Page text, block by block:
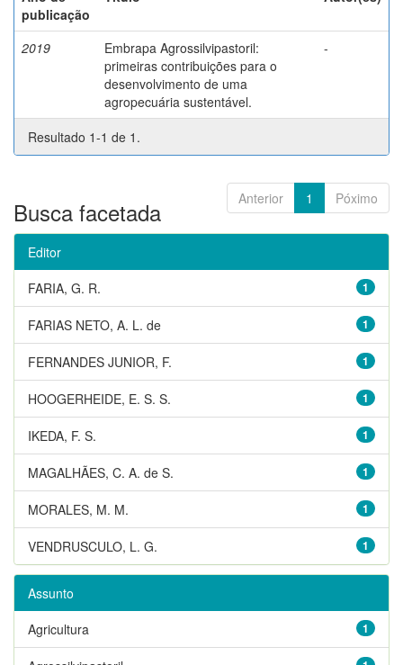
publicação
2019
Embrapa Agrossilvipastoril:
primeiras contribuições para o
desenvolvimento de uma
agropecuária sustentável.
-
Resultado 1-1 de 1.
Anterior 1 Póximo
Busca facetada
Editor
1
FARIA, G. R.
1
FARIAS NETO, A. L. de
1
FERNANDES JUNIOR, F.
1
HOOGERHEIDE, E. S. S.
1
IKEDA, F. S.
1
MAGALHÃES, C. A. de S.
1
MORALES, M. M.
1
VENDRUSCULO, L. G.
Assunto
1
Agricultura